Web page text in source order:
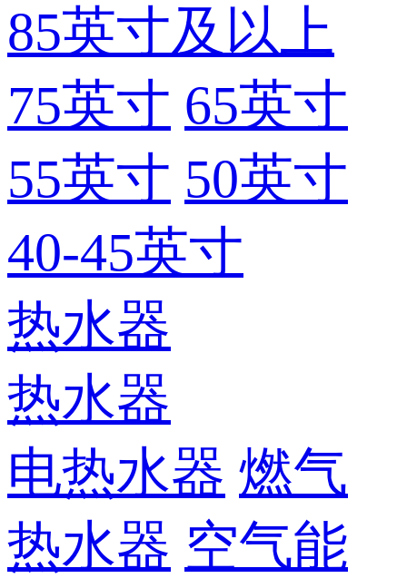
85英寸及以上
75英寸 65英寸
55英寸 50英寸
40-45英寸
热水器
热水器
电热水器 燃气
热水器 空气能